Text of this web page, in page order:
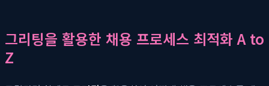
그리팅을 활용한 채용 프로세스 최적화 A to
Z